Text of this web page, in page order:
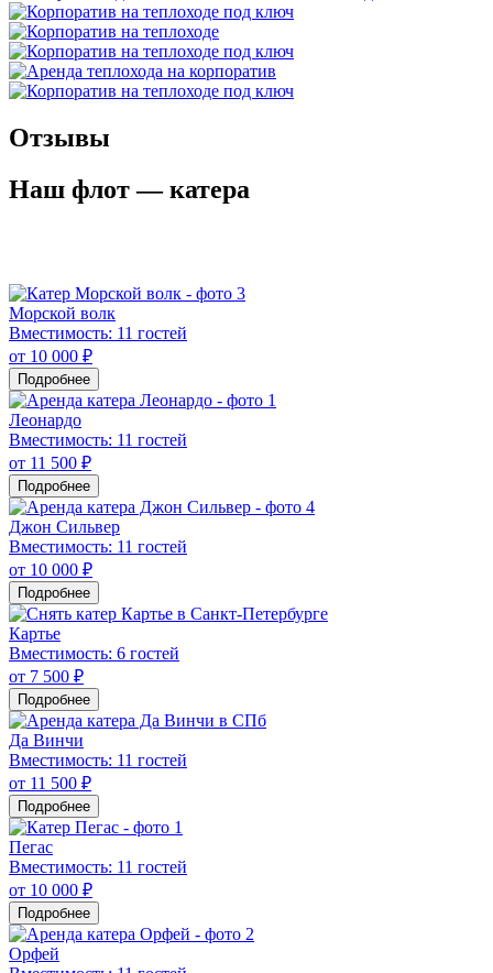
Отзывы
Наш флот— катера
Морской волк
Вместимость: 11 гостей
от 10 000 ₽
Подробнее
Леонардо
Вместимость: 11 гостей
от 11 500 ₽
Подробнее
Джон Сильвер
Вместимость: 11 гостей
от 10 000 ₽
Подробнее
Картье
Вместимость: 6 гостей
от 7 500 ₽
Подробнее
Да Винчи
Вместимость: 11 гостей
от 11 500 ₽
Подробнее
Пегас
Вместимость: 11 гостей
от 10 000 ₽
Подробнее
Орфей